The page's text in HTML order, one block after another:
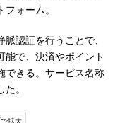
ォーム。
認証を行うことで、
能で、決済やポイント
できる。サービス名称
。